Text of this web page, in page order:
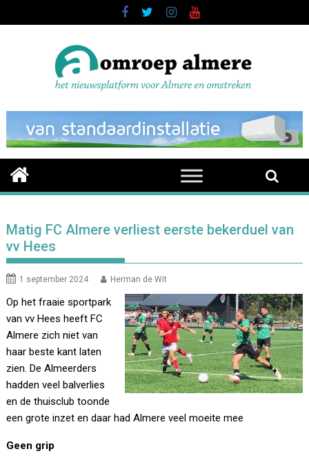
to
Matig FC Almere verliest eerste bekerduel van
vv Hees
1 september 2024 Herman de Wit
Op het fraaie sportpark
van vv Hees heeft FC
Almere zich niet van
haar beste kant laten
zien. De Almeerders
hadden veel balverlies
en de thuisclub toonde
een grote inzet en daar had Almere veel moeite mee
Geen grip